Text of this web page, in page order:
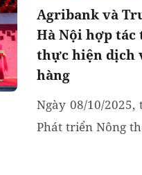
Agribank và
Hà Nội hợp
thực hiện dịch
hàng
Ngày 08/10/
Phát triển Nông